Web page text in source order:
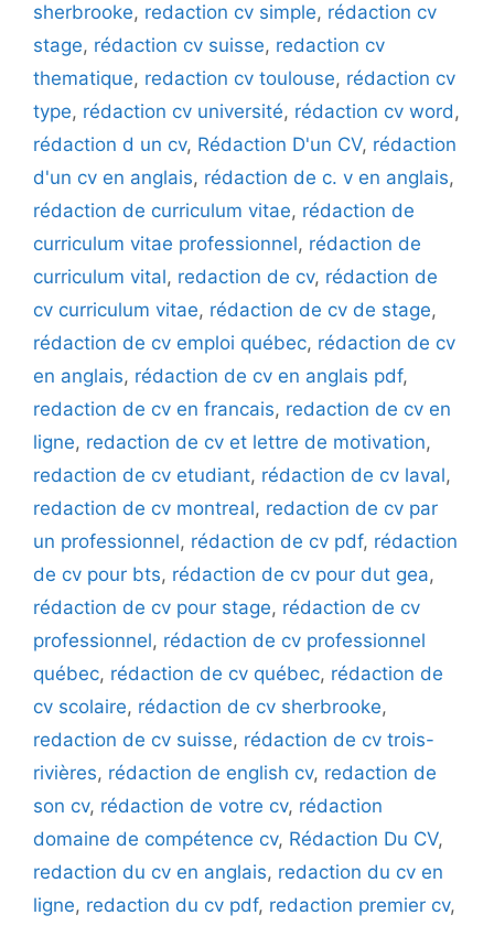
sherbrooke, redaction cv simple, rédaction cv
stage, rédaction cv suisse, redaction cv
thematique, redaction cv toulouse, rédaction cv
type, rédaction cv université, rédaction cv word,
rédaction d un cv, Rédaction D'un CV, rédaction
d'un cv en anglais, rédaction de c. v en anglais,
rédaction de curriculum vitae, rédaction de
curriculum vitae professionnel, rédaction de
curriculum vital, redaction de cv, rédaction de
cv curriculum vitae, rédaction de cv de stage,
rédaction de cv emploi québec, rédaction de cv
en anglais, rédaction de cv en anglais pdf,
redaction de cv en francais, redaction de cv en
ligne, redaction de cv et lettre de motivation,
redaction de cv etudiant, rédaction de cv laval,
redaction de cv montreal, redaction de cv par
un professionnel, rédaction de cv pdf, rédaction
de cv pour bts, rédaction de cv pour dut gea,
rédaction de cv pour stage, rédaction de cv
professionnel, rédaction de cv professionnel
québec, rédaction de cv québec, rédaction de
cv scolaire, rédaction de cv sherbrooke,
redaction de cv suisse, rédaction de cv trois-
rivières, rédaction de english cv, redaction de
son cv, rédaction de votre cv, rédaction
domaine de compétence cv, Rédaction Du CV,
redaction du cv en anglais, redaction du cv en
ligne, redaction du cv pdf, redaction premier cv,